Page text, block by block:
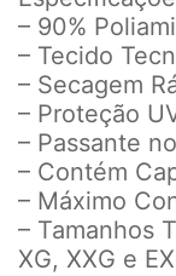
– 90%
– Tecido
– Secagem
– Proteção
– Passante
– Contém
– Máximo
– Tamanhos
XG, XXG e